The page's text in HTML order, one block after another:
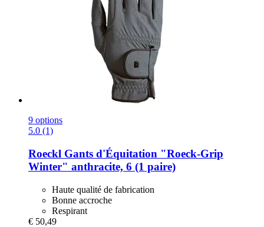
9 options
5.0 (1)
Roeckl Gants d'Équitation "Roeck-​Grip
Winter" anthracite, 6 (1 paire)
Haute qualité de fabrication
Bonne accroche
Respirant
€ 50,49